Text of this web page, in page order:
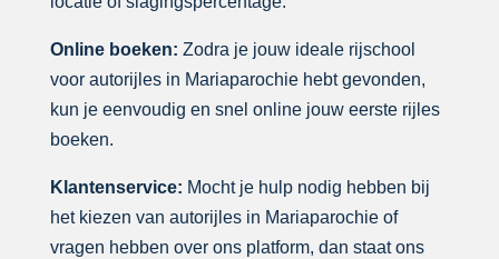
Online boeken: Zodra je jouw ideale rijschool
voor autorijles in Mariaparochie hebt gevonden,
kun je eenvoudig en snel online jouw eerste rijles
boeken.
Klantenservice: Mocht je hulp nodig hebben bij
het kiezen van autorijles in Mariaparochie of
vragen hebben over ons platform, dan staat ons